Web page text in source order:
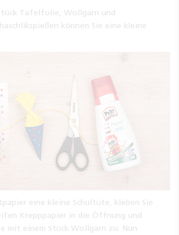
Tafelfolie, Wollgarn und
können Sie eine kleine
eine kleine Schultüte, kleben Sie
Krepppapier in die Öffnung und
mit einem Stück Wollgarn zu. Nun